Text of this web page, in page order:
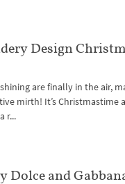
Design
are finally in the air,
mirth! It’s Christmastime
r...
Dolce and